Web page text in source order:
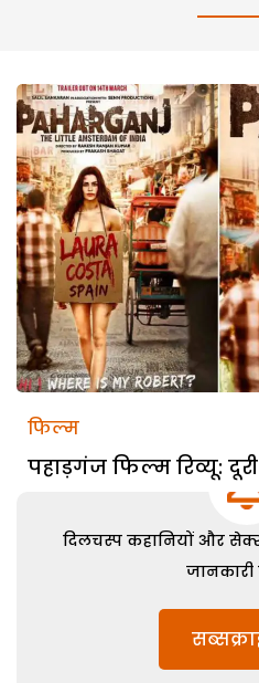
फिल्म
पहाड़गंज फिल्म रिव्यू:
दिलचस्प कहानियों और